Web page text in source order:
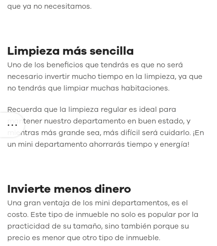
que ya no necesitamos.
Limpieza más sencilla
Uno de los beneficios que tendrás es que no será
necesario invertir mucho tiempo en la limpieza, ya que
no tendrás que limpiar muchas habitaciones.
Recuerda que la limpieza regular es ideal para
mantener nuestro departamento en buen estado, y
mientras más grande sea, más difícil será cuidarlo. ¡En
un mini departamento ahorrarás tiempo y energía!
Invierte menos dinero
Una gran ventaja de los mini departamentos, es el
costo. Este tipo de inmueble no solo es popular por la
practicidad de su tamaño, sino también porque su
precio es menor que otro tipo de inmueble.